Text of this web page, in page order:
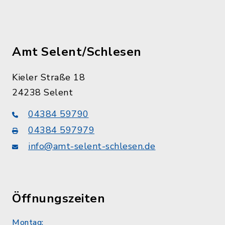
Amt Selent/Schlesen
Kieler Straße 18
24238 Selent
04384 59790
04384 597979
info@amt-selent-schlesen.de
Öffnungszeiten
Montag: